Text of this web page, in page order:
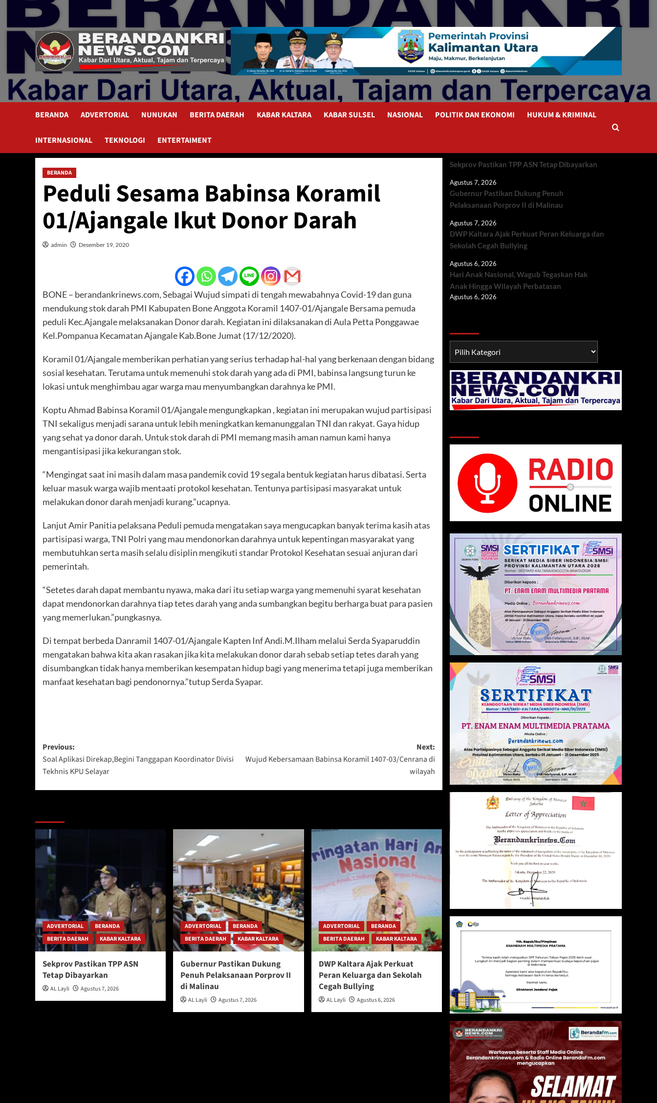
content
BERANDA ADVERTORIAL NUNUKAN BERITA DAERAH KABAR KALTARA KABAR SULSEL NASIONAL POLITIK DAN EKONOMI HUKUM & KRIMINAL
INTERNASIONAL TEKNOLOGI ENTERTAIMENT
BERANDA
Peduli Sesama Babinsa Koramil
01/Ajangale Ikut Donor Darah
admin Desember 19, 2020
BONE – berandankrinews.com, Sebagai Wujud simpati di tengah mewabahnya Covid-19 dan guna
mendukung stok darah PMI Kabupaten Bone Anggota Koramil 1407-01/Ajangale Bersama pemuda
peduli Kec.Ajangale melaksanakan Donor darah. Kegiatan ini dilaksanakan di Aula Petta Ponggawae
Kel.Pompanua Kecamatan Ajangale Kab.Bone Jumat (17/12/2020).
Koramil 01/Ajangale memberikan perhatian yang serius terhadap hal-hal yang berkenaan dengan bidang
sosial kesehatan. Terutama untuk memenuhi stok darah yang ada di PMI, babinsa langsung turun ke
lokasi untuk menghimbau agar warga mau menyumbangkan darahnya ke PMI.
Koptu Ahmad Babinsa Koramil 01/Ajangale mengungkapkan , kegiatan ini merupakan wujud partisipasi
TNI sekaligus menjadi sarana untuk lebih meningkatkan kemanunggalan TNI dan rakyat. Gaya hidup
yang sehat ya donor darah. Untuk stok darah di PMI memang masih aman namun kami hanya
mengantisipasi jika kekurangan stok.
“Mengingat saat ini masih dalam masa pandemik covid 19 segala bentuk kegiatan harus dibatasi. Serta
keluar masuk warga wajib mentaati protokol kesehatan. Tentunya partisipasi masyarakat untuk
melakukan donor darah menjadi kurang.”ucapnya.
Lanjut Amir Panitia pelaksana Peduli pemuda mengatakan saya mengucapkan banyak terima kasih atas
partisipasi warga, TNI Polri yang mau mendonorkan darahnya untuk kepentingan masyarakat yang
membutuhkan serta masih selalu disiplin mengikuti standar Protokol Kesehatan sesuai anjuran dari
pemerintah.
“Setetes darah dapat membantu nyawa, maka dari itu setiap warga yang memenuhi syarat kesehatan
dapat mendonorkan darahnya tiap tetes darah yang anda sumbangkan begitu berharga buat para pasien
yang memerlukan.”pungkasnya.
Di tempat berbeda Danramil 1407-01/Ajangale Kapten Inf Andi.M.Ilham melalui Serda Syaparuddin
mengatakan bahwa kita akan rasakan jika kita melakukan donor darah sebab setiap tetes darah yang
disumbangkan tidak hanya memberikan kesempatan hidup bagi yang menerima tetapi juga memberikan
manfaat kesehatan bagi pendonornya.”tutup Serda Syapar.
Post
navigation
Previous:
Soal Aplikasi Direkap,Begini Tanggapan Koordinator Divisi
Tekhnis KPU Selayar
Next:
Wujud Kebersamaan Babinsa Koramil 1407-03/Cenrana di
wilayah
ADVERTORIAL
BERANDA
BERITA DAERAH
KABAR KALTARA
Sekprov Pastikan TPP ASN
Tetap Dibayarkan
AL Layli Agustus 7, 2026
ADVERTORIAL
BERANDA
BERITA DAERAH
KABAR KALTARA
Gubernur Pastikan Dukung
Penuh Pelaksanaan Porprov II
di Malinau
AL Layli Agustus 7, 2026
ADVERTORIAL
BERANDA
BERITA DAERAH
KABAR KALTARA
DWP Kaltara Ajak Perkuat
Peran Keluarga dan Sekolah
Cegah Bullying
AL Layli Agustus 6, 2026
Sekprov Pastikan TPP ASN Tetap Dibayarkan
Agustus 7, 2026
Gubernur Pastikan Dukung Penuh
Pelaksanaan Porprov II di Malinau
Agustus 7, 2026
DWP Kaltara Ajak Perkuat Peran Keluarga dan
Sekolah Cegah Bullying
Agustus 6, 2026
Hari Anak Nasional, Wagub Tegaskan Hak
Anak Hingga Wilayah Perbatasan
Agustus 6, 2026
TNI/POLRI